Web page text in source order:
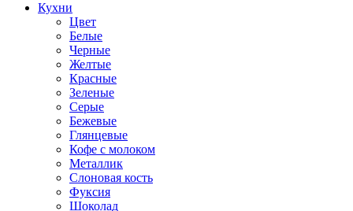
Кухни
Цвет
Белые
Черные
Желтые
Красные
Зеленые
Серые
Бежевые
Глянцевые
Кофе с молоком
Металлик
Слоновая кость
Фуксия
Шоколад